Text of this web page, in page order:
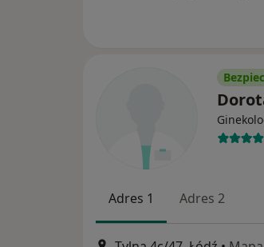
Adres 1 Adres 2